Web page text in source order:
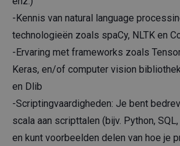
-Kennis van natural language
technologieën zoals spaCy, NLTK en
-Ervaring met frameworks zoals
Keras, en/of computer vision
en Dlib
-Scriptingvaardigheden: Je bent
scala aan scripttalen (bijv. Python,
en kunt voorbeelden delen van hoe je